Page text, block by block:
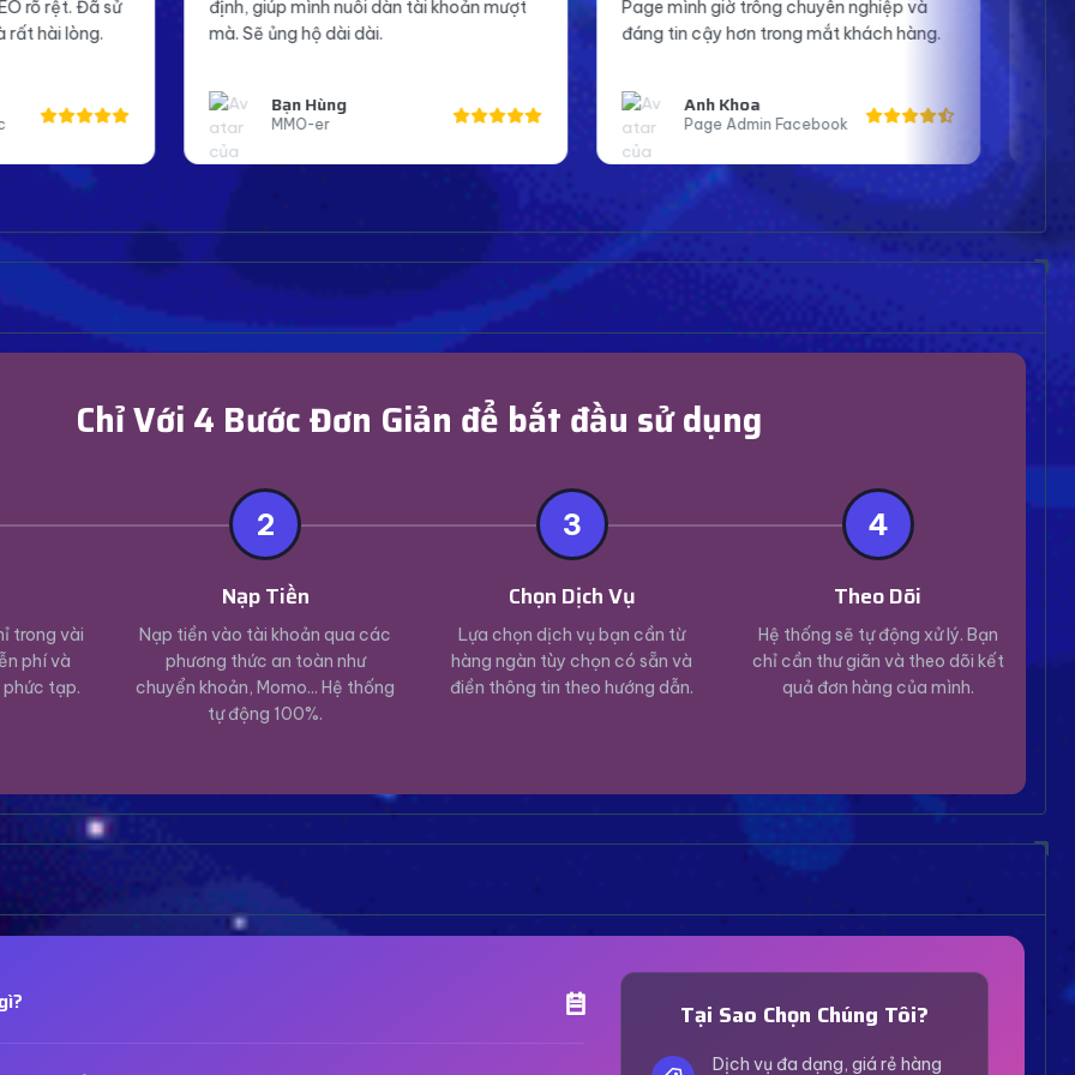
giúp mình nuôi dàn tài khoản mượt
ủng hộ dài dài.
Bạn Hùng
MMO-er
Page mình giờ trông chuyên nghiệp và
đáng tin cậy hơn trong mắt khách hàng.
Anh Khoa
Page Admin Facebook
tin hơn khi lên sóng và tương tác
Cảm ơn shop nhiều.
Bạn An
Streamer Bigo
Chỉ Với 4 Bước Đơn Giản để bắt đầu sử dụng
trong vài
phí và
tạp.
2
Nạp Tiền
Nạp tiền vào tài khoản qua các
phương thức an toàn như
chuyển khoản, Momo... Hệ thống
tự động 100%.
3
Chọn Dịch Vụ
Lựa chọn dịch vụ bạn cần từ
hàng ngàn tùy chọn có sẵn và
điền thông tin theo hướng dẫn.
4
Theo Dõi
Hệ thống sẽ tự động xử lý. Bạn
chỉ cần thư giãn và theo dõi kết
quả đơn hàng của mình.
Tại Sao Chọn Chúng Tôi?
Dịch vụ đa dạng, giá rẻ hàng
Trợ Lý Hỗ Trợ
Luôn sẵn sàng giải đáp thắc mắc
Vui lòng chọn phương thức hỗ trợ phù hợp với nhu
cầu của bạn.